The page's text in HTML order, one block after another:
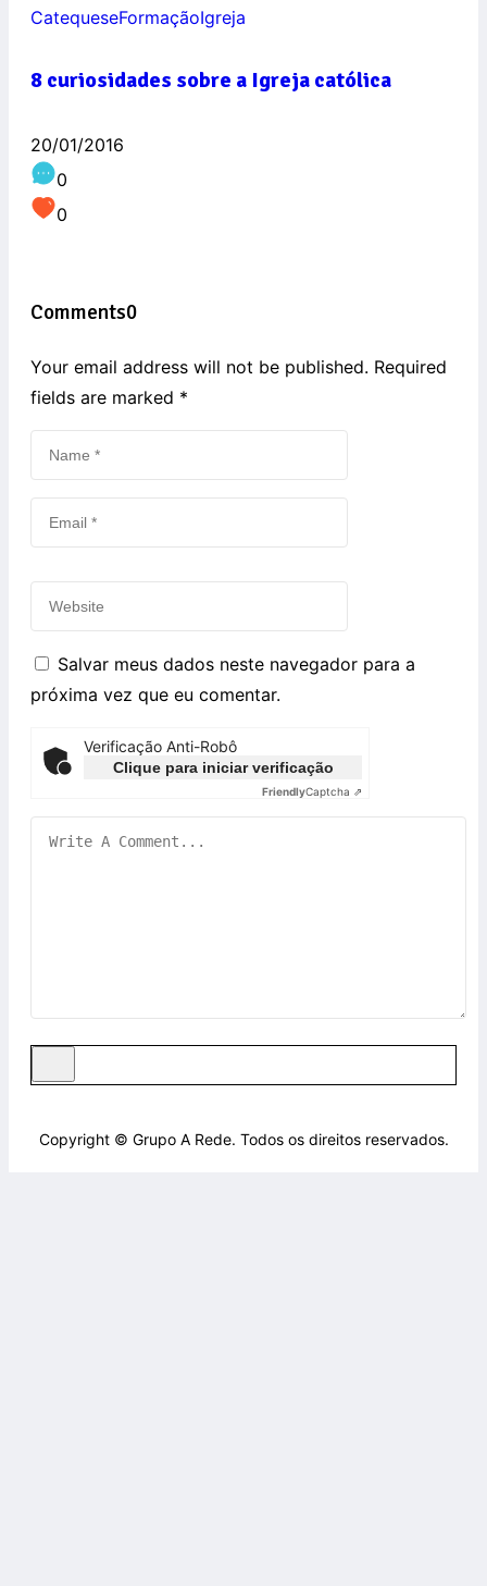
CatequeseFormaçãoIgreja
8 curiosidades sobre a Igreja católica
20/01/2016
0
0
Comments0
Your email address will not be published. Required
fields are marked *
Salvar meus dados neste navegador para a
próxima vez que eu comentar.
Verificação Anti-Robô
Clique para iniciar verificação
FriendlyCaptcha ⇗
Copyright © Grupo A Rede. Todos os direitos reservados.